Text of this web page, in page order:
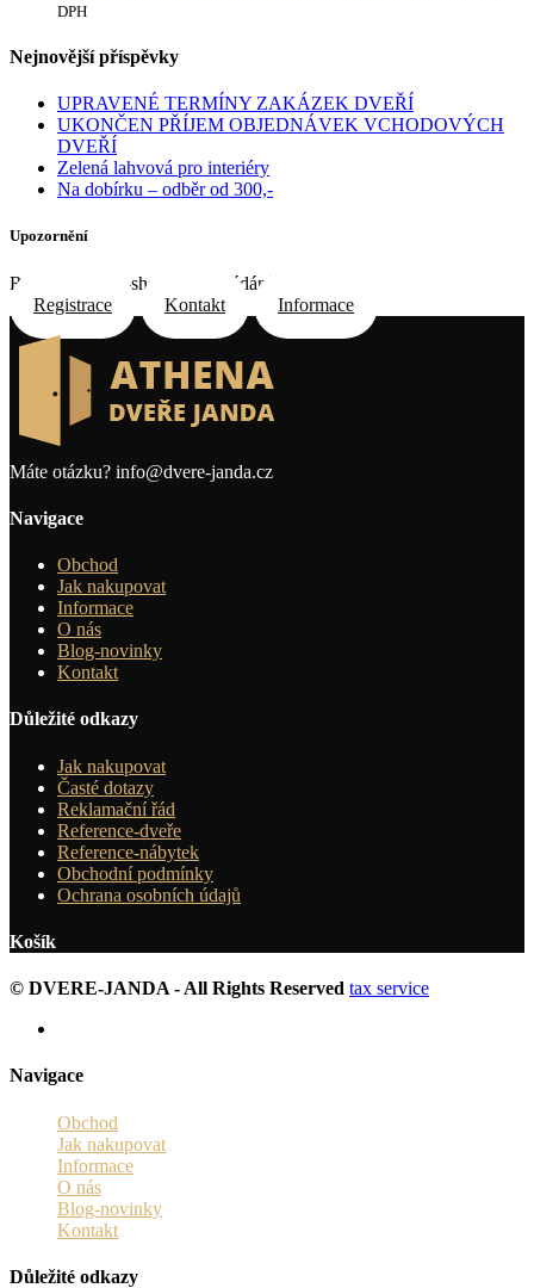
DPH
Nejnovější příspěvky
UPRAVENÉ TERMÍNY ZAKÁZEK DVEŘÍ
UKONČEN PŘÍJEM OBJEDNÁVEK VCHODOVÝCH
DVEŘÍ
Zelená lahvová pro interiéry
Na dobírku – odběr od 300,-
Upozornění
Registrace do e-shopu na požádání e-mailem
Registrace
Kontakt Informace
Máte otázku? info@dvere-janda.cz
Navigace
Obchod
Jak nakupovat
Informace
O nás
Blog-novinky
Kontakt
Důležité odkazy
Jak nakupovat
Časté dotazy
Reklamační řád
Reference-dveře
Reference-nábytek
Obchodní podmínky
Ochrana osobních údajů
Košík
© DVERE-JANDA - All Rights Reserved tax service
Navigace
Obchod
Jak nakupovat
Informace
O nás
Blog-novinky
Kontakt
Důležité odkazy